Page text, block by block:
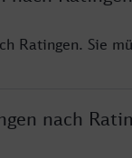
Ratingen. Sie
nach